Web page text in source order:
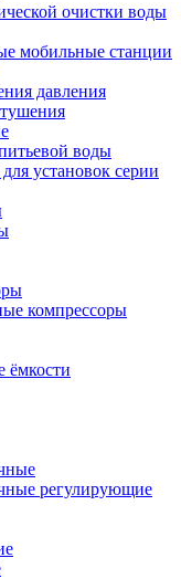
очистки воды
мобильные станции
давления
воды
установок серии
компрессоры
ёмкости
регулирующие